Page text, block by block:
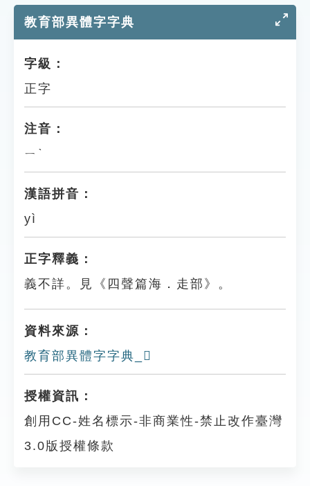
貓頭鷹博士
教育部異體字字典
字級：
正字
注音：
ㄧˋ
漢語拼音：
yì
正字釋義：
義不詳。見《四聲篇海．走部》。
資料來源：
教育部異體字字典_𧺎
授權資訊：
創用CC-姓名標示-非商業性-禁止改作臺灣
3.0版授權條款